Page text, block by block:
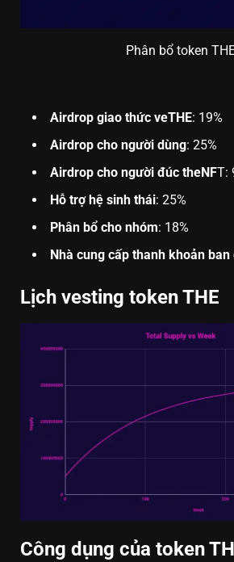
Phân bổ token
Airdrop giao thức veTHE: 19%
Airdrop cho người dùng: 25%
Airdrop cho người đúc theNFT:
Hỗ trợ hệ sinh thái: 25%
Phân bổ cho nhóm: 18%
Nhà cung cấp thanh khoản ban
Lịch vesting token THE
Công dụng của token